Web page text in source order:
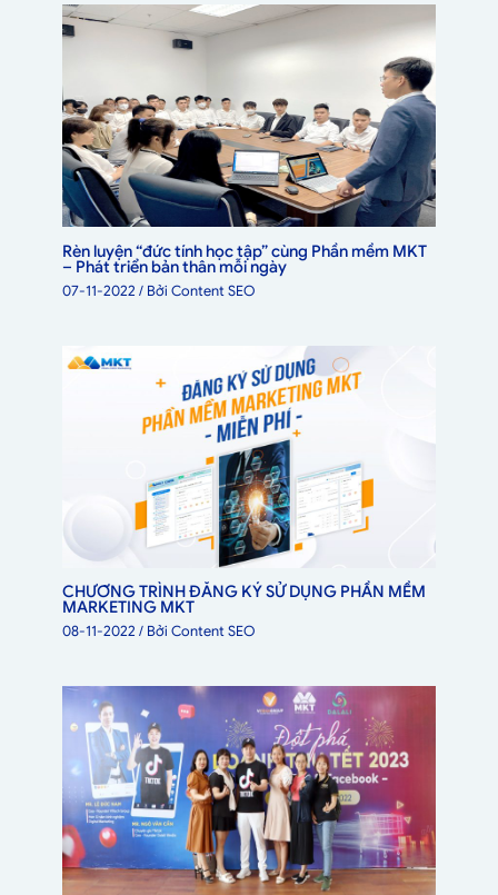
Rèn luyện “đức tính học tập” cùng Phần mềm MKT
– Phát triển bản thân mỗi ngày
07-11-2022/ BởiContent SEO
CHƯƠNG TRÌNH ĐĂNG KÝ SỬ DỤNG PHẦN MỀM
MARKETING MKT
08-11-2022/ BởiContent SEO